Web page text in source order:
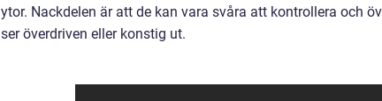
ytor. Nackdelen är att de kan vara svåra att kontrollera och
ser överdriven eller konstig ut.